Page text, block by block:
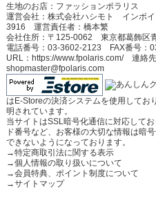
生地のお店：ファッションポラリス
運営会社：株式会社ハシモト インボ
3916 運営責任者：橋本繁
会社住所：〒125-0062 東京都葛飾区
電話番号：03-3602-2123 FAX番号：
URL：https://www.fpolaris.com/ 連絡先
shopmaster@fpolaris.com
はE-Storeの決済システムを使用してお
明されています。
当サイトはSSL暗号化通信に対応して
ド番号など、お客様の大切な情報は暗
できないようになっております。
→特定商取引法に関する表示
→個人情報の取り扱いについて
→会員特典、ポイント制度について
→サイトマップ